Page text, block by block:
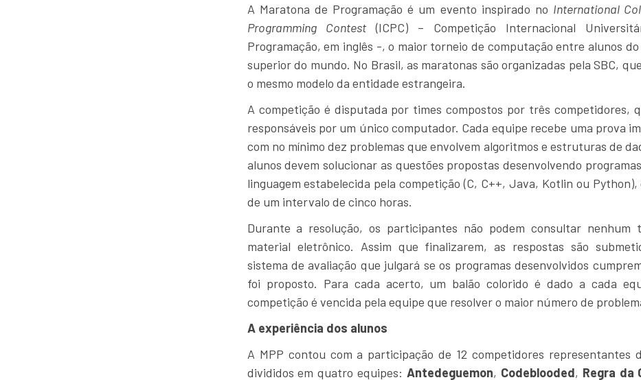
A Maratona de Programação é um evento inspirado no International
Programming Contest(ICPC) – Competição Internacional
Programação, em inglês -, o maior torneio de computação entre alunos do
superior do mundo. No Brasil, as maratonas são organizadas pela SBC,
o mesmo modelo da entidade estrangeira.
A competição é disputada por times compostos por três competidores,
responsáveis por um único computador. Cada equipe recebe uma prova
com no mínimo dez problemas que envolvem algoritmos e estruturas de
alunos devem solucionar as questões propostas desenvolvendo
linguagem estabelecida pela competição (C, C++, Java, Kotlin ou
de um intervalo de cinco horas.
Durante a resolução, os participantes não podem consultar nenhum
material eletrônico. Assim que finalizarem, as respostas são
sistema de avaliação que julgará se os programas desenvolvidos
foi proposto. Para cada acerto, um balão colorido é dado a cada
competição é vencida pela equipe que resolver o maior número de
A experiência dos alunos
A MPP contou com a participação de 12 competidores representantes
divididos em quatro equipes: Antedeguemon, Codeblooded, Regra da